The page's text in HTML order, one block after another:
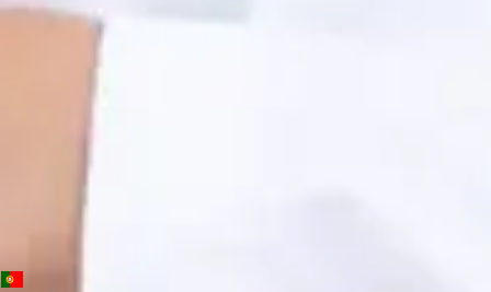
General Division
Marcar consulta